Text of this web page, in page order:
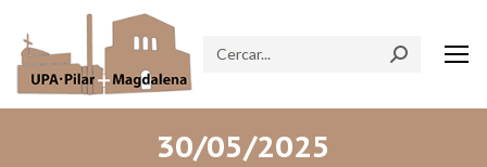
Search:
30/05/2025